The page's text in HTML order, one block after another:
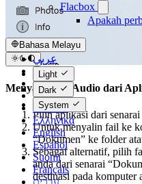
Flacbox
Apakah
Bahasa Melayu
عربي
Català
Čeština
Dansk
Deutsch
Ελληνικά
English
Español
Suomi
Français
עברית
Light
Dark
System
Menyalin Fail Audio dari
Pilih aplikasi dari
Untuk menyalin fail ke
“Dokumen” ke folder
Sebagai alternatif, pilih
anda dari senarai
destinasi pada komputer